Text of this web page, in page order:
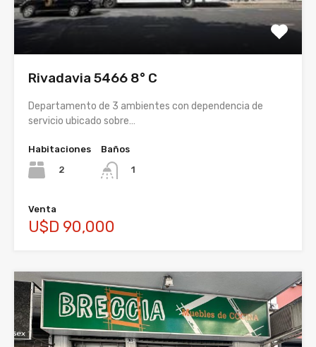
Rivadavia 5466 8° C
Departamento de 3 ambientes con dependencia de
servicio ubicado sobre…
Habitaciones
2
Baños
1
Venta
U$D 90,000